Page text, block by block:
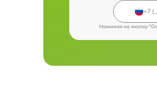
Нажимая на кнопку